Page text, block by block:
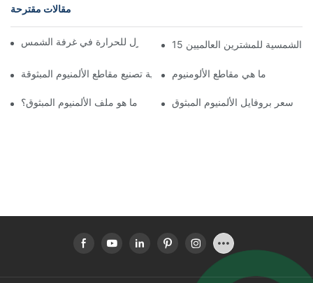
مقالات مقترحة
تجميع سريع لملف الألمنيوم العازل للحرارة في غرفة الشمس
الشمسية للمشترين العالميين
عملية تصنيع مقاطع الألمنيوم المبثوقة ما هي مقاطع الألومنيوم
ما هو ملف الألمنيوم المبثوق؟ سعر بروفايل الألمنيوم المبثوق